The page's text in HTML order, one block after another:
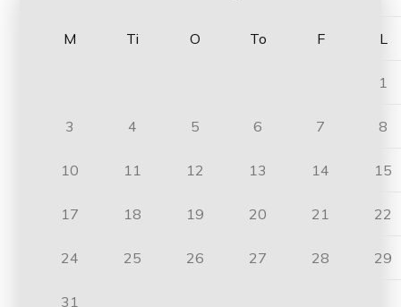
M Ti O To F L
1
3 4 5 6 7 8
10 11 12 13 14 15
17 18 19 20 21 22
24 25 26 27 28 29
31